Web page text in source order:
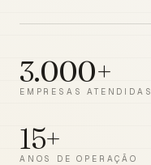
3.000+
EMPRESAS ATENDIDAS
15+
ANOS DE OPERAÇÃO